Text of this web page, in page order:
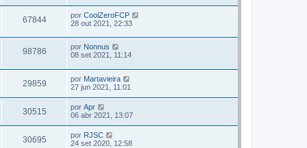
67844 por CoolZeroFCP
28 out 2021, 22:33
98786 por Nonnus
08 set 2021, 11:14
29859 por Martavieira
27 jun 2021, 11:01
30515 por Apr
06 abr 2021, 13:07
30695 por RJSC
24 set 2020, 12:58